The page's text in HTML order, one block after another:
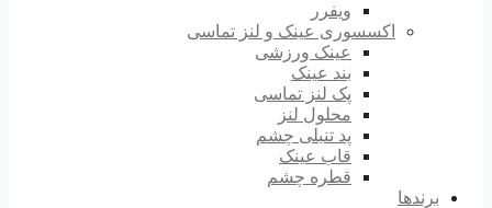
ویفرر
اکسسوری عینک و لنز تماسی
عینک ورزشی
بند عینک
پک لنز تماسی
محلول لنز
پد تنبلی چشم
قاب عینک
قطره چشم
برندها